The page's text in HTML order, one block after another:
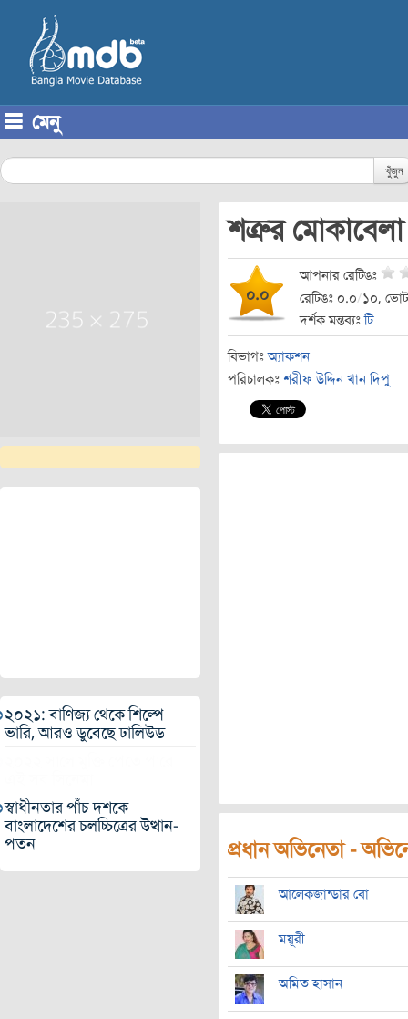
মেনু
খুঁজুন
২০২১: বাণিজ্য থেকে শিল্পে
ভারি, আরও ডুবেছে ঢালিউড
স্বাধীনতার পাঁচ দশকে
বাংলাদেশের চলচ্চিত্রের উত্থান-
পতন
শত্রুর
০.০
আপনার রেটিঙঃ
রেটিঙঃ ০.০/১০,
দর্শক মন্তব্যঃটি
বিভাগঃ অ্যাকশন
পরিচালকঃ শরীফ উদ্দিন খান দিপু
প্রধান অভিনেতা -
আলেকজান্ডার বো
ময়ূরী
অমিত হাসান